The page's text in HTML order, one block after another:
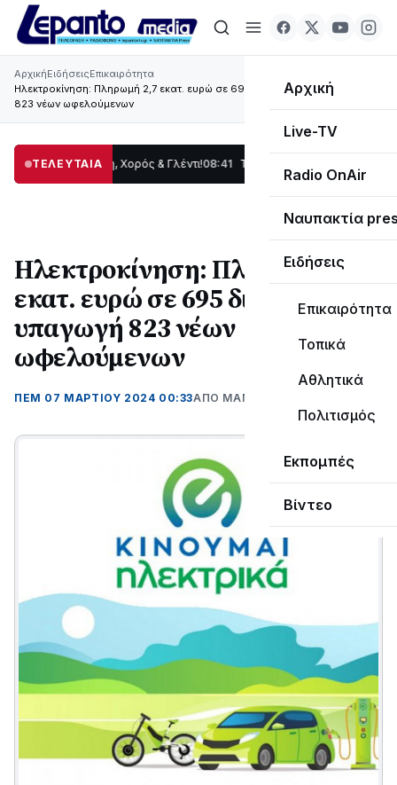
Αρχική
Live-TV
Radio OnAir
Ναυπακτία
Ειδήσεις
Επικαιρότητα
Τοπικά
Αθλητικά
Πολιτισμός
Εκπομπές
Βίντεο
ΑρχικήΕιδήσειςΕπικαιρότητα
Ηλεκτροκίνηση: Πληρωμή 2,7 εκατ. ευρώ σε 695 δικαιούχους, υπαγωγή
823 νέων ωφελούμενων
ΤΕΛΕΥΤΑΙΑ
Παράδοση, Χορός & Γλέντι!08:41 ΤΟ ΠΑΡΤΥ ΣΥΝΕΧΙΖΕΤΑΙ…
Ηλεκτροκίνηση: Πληρωμή 2,7
εκατ. ευρώ σε 695 δικαιούχους,
υπαγωγή 823 νέων
ωφελούμενων
ΠΕΜ 07 ΜΑΡΤΊΟΥ 2024 00:33ΑΠΌ ΜΑΝΤΩ ΚΑΠΕΝΤΖΩΝΗ